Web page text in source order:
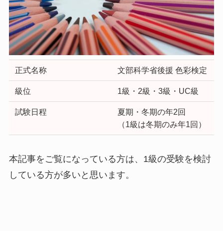
正式名称 文部科学省後援 色彩検定
級位 1級・2級・3級・UC級
試験日程
夏期・冬期の年2回
（1級は冬期のみ年1回）
本記事をご覧になっている方は、1級の受験を検討
している方が多いと思います。